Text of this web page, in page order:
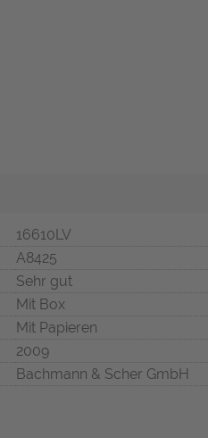
16610LV
A8425
Sehr gut
Mit Box
Mit Papieren
2009
Bachmann & Scher GmbH